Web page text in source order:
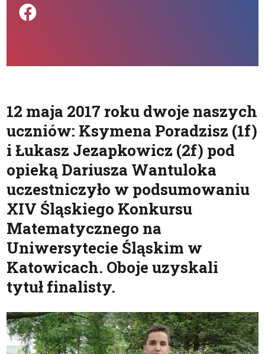
Podziel się na FB
12 maja 2017 roku dwoje naszych
uczniów: Ksymena Poradzisz (1f)
i Łukasz Jezapkowicz (2f) pod
opieką Dariusza Wantuloka
uczestniczyło w podsumowaniu
XIV Śląskiego Konkursu
Matematycznego na
Uniwersytecie Śląskim w
Katowicach. Oboje uzyskali
tytuł finalisty.